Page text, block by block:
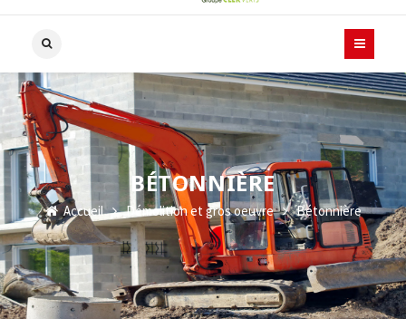
BÉTONNIÈRE
Accueil Démolition et gros oeuvre Bétonnière